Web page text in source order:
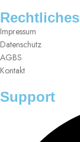
Rechtliches
Impressum
Datenschutz
AGBS
Kontakt
Support